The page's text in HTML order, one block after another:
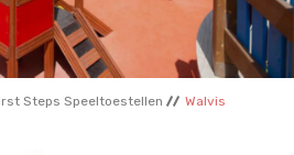
Steps Speeltoestellen Walvis